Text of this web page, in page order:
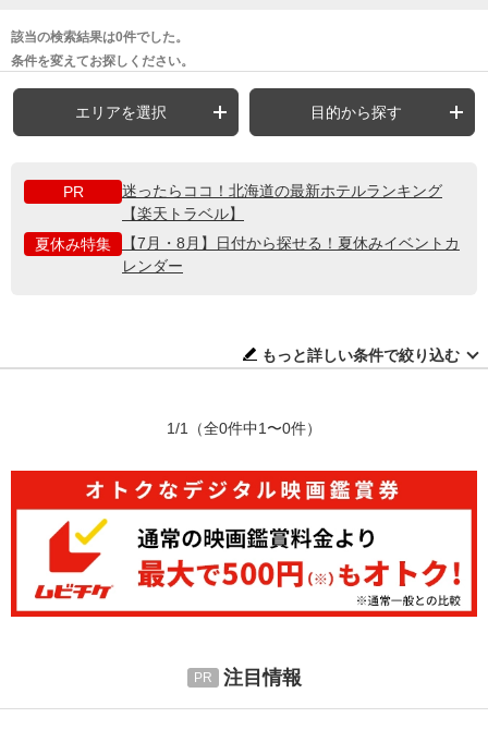
該当の検索結果は0件でした。
条件を変えてお探しください。
エリアを選択 目的から探す
PR
迷ったらココ！北海道の最新ホテルランキング
【楽天トラベル】
夏休み特集
【7月・8月】日付から探せる！夏休みイベントカ
レンダー
もっと詳しい条件で絞り込む
1/1 （全0件中1〜0件）
注目情報